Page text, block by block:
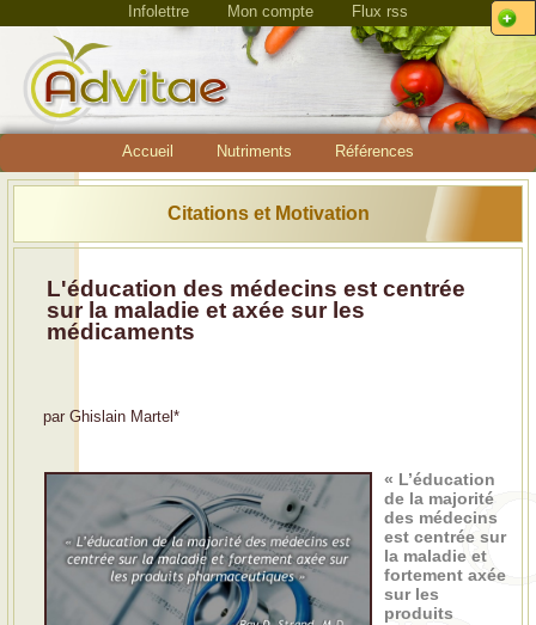
Infolettre Mon compte Flux rss
Accueil Nutriments Références
Citations et Motivation
L'éducation des médecins est centrée
sur la maladie et axée sur les
médicaments
par Ghislain Martel *
« L’éducation
de la majorité
des médecins
est centrée sur
la maladie et
fortement axée
sur les
produits